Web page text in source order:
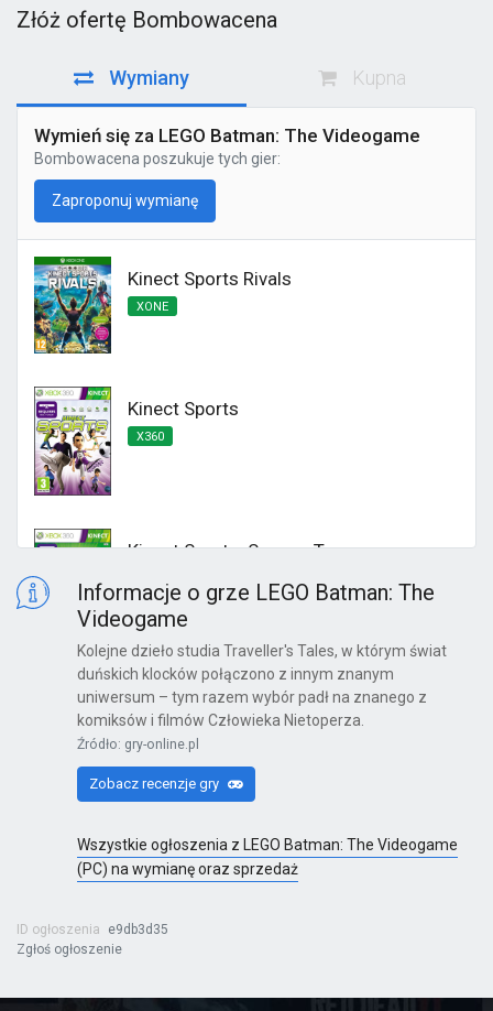
Złóż ofertę Bombowacena
Wymiany Kupna
Wymień się za LEGO Batman: The Videogame
Bombowacena poszukuje tych gier:
Zaproponuj wymianę
Kinect Sports Rivals
XONE
Kinect Sports
X360
Kinect Sports: Season Two
Kinect Sports Najlepsza Kolekcja
X360
PS4
Informacje o grze LEGO Batman: The
Videogame
Kolejne dzieło studia Traveller's Tales, w którym świat
duńskich klocków połączono z innym znanym
uniwersum – tym razem wybór padł na znanego z
komiksów i filmów Człowieka Nietoperza.
Źródło: gry-online.pl
Zobacz recenzje gry
Wszystkie ogłoszenia z LEGO Batman: The Videogame
(PC) na wymianę oraz sprzedaż
ID ogłoszenia
e9db3d35
Zgłoś ogłoszenie